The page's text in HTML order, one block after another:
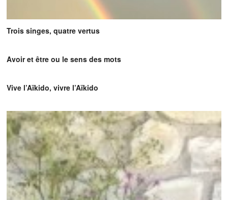
Trois singes, quatre vertus
Avoir et être ou le sens des mots
Vive l’Aïkido, vivre l’Aïkido